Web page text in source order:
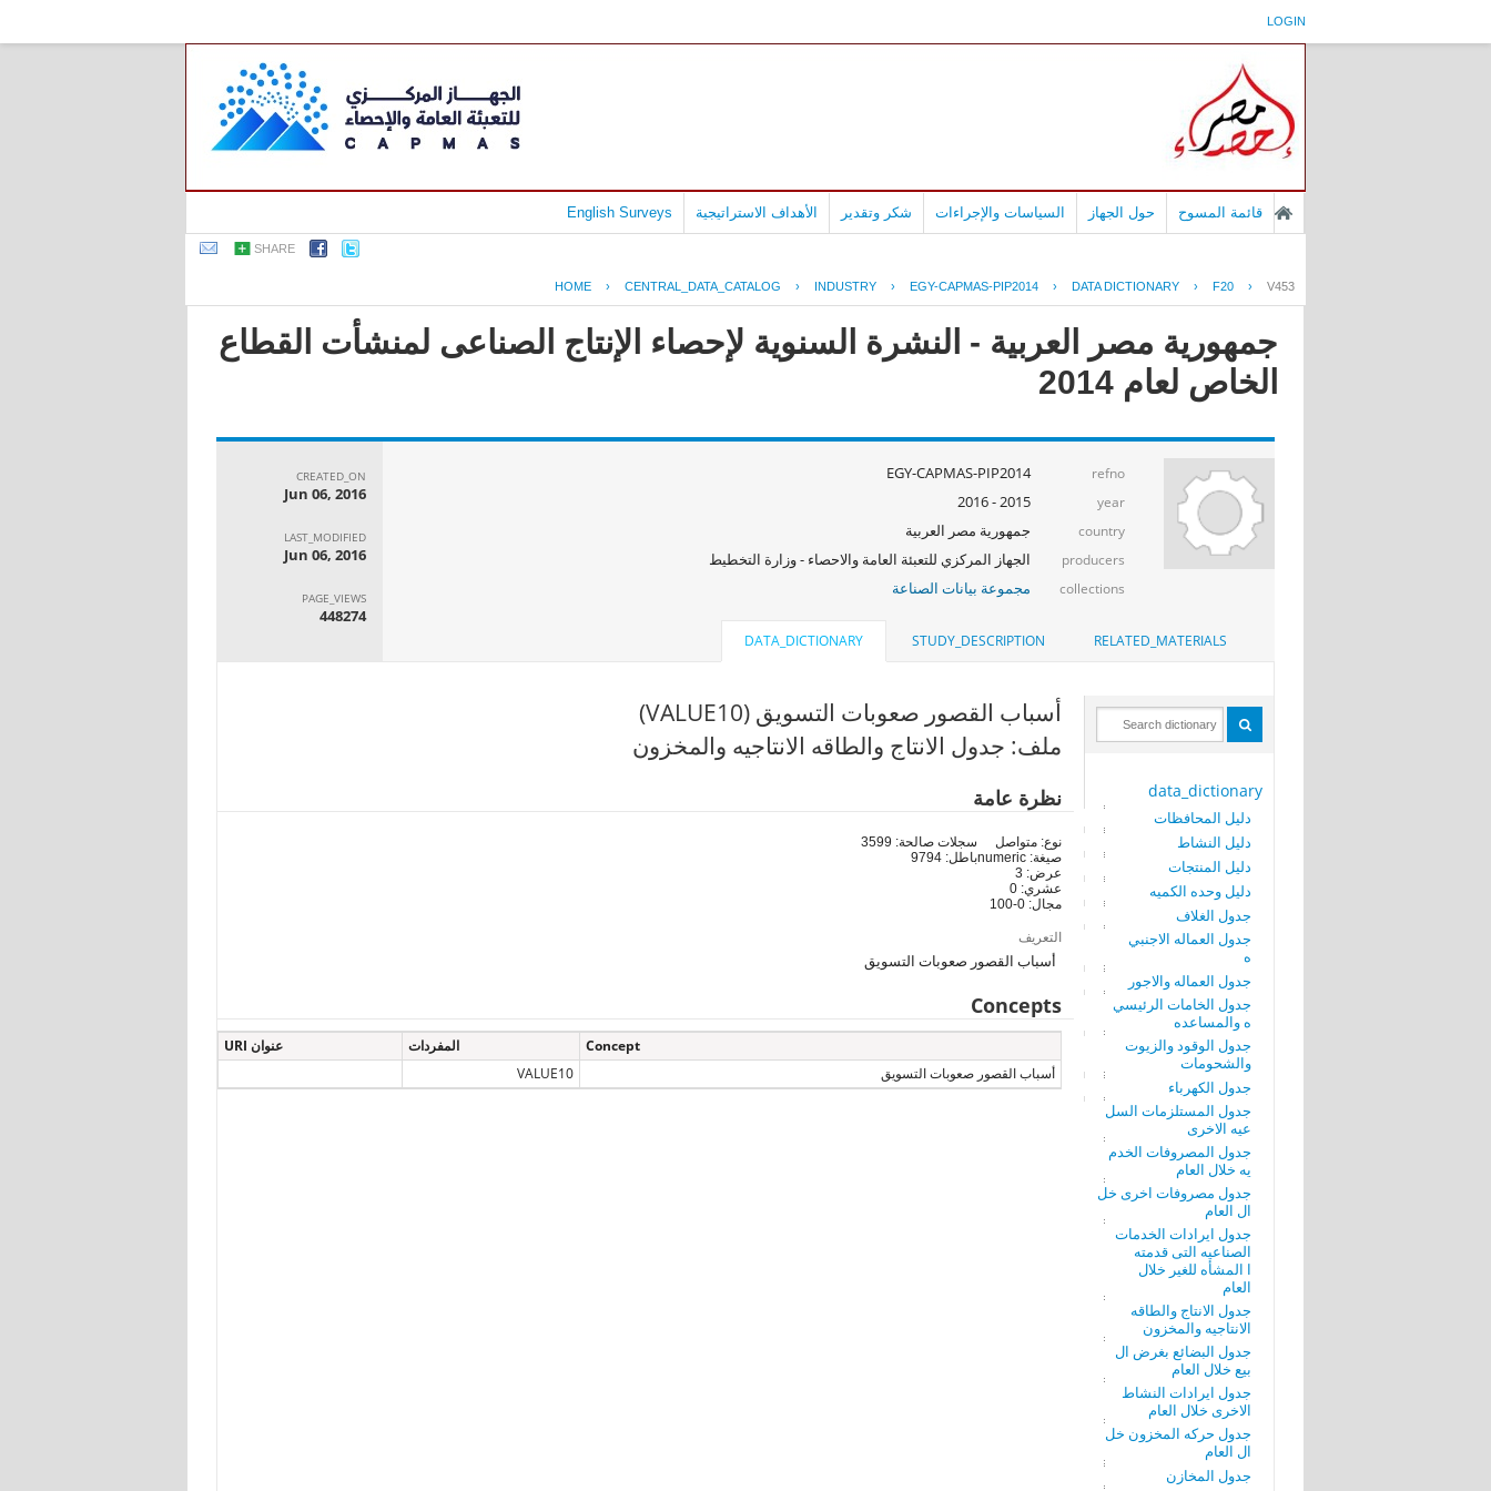
LOGIN
قائمة المسوح حول الجهاز السياسات والإجراءات شكر وتقدير الأهداف الاستراتيجية English Surveys
SHARE
HOME › CENTRAL_DATA_CATALOG › INDUSTRY › EGY-CAPMAS-PIP2014 › DATA DICTIONARY › F20 › V453
جمهورية مصر العربية - النشرة السنوية لإحصاء الإنتاج الصناعى لمنشأت القطاع
الخاص لعام 2014
refno
EGY-CAPMAS-PIP2014
year
2015 - 2016
country جمهورية مصر العربية
producers الجهاز المركزي للتعبئة العامة والاحصاء - وزارة التخطيط
collections مجموعة بيانات الصناعة
CREATED_ON
Jun 06, 2016
LAST_MODIFIED
Jun 06, 2016
PAGE_VIEWS
448274
RELATED_MATERIALS
STUDY_DESCRIPTION
DATA_DICTIONARY
data_dictionary
دليل المحافظات
دليل النشاط
دليل المنتجات
دليل وحده الكميه
جدول الغلاف
جدول العماله الاجنبي
ه
جدول العماله والاجور
جدول الخامات الرئيسي
ه والمساعده
جدول الوقود والزيوت
والشحومات
جدول الكهرباء
جدول المستلزمات السل
عيه الاخرى
جدول المصروفات الخدم
يه خلال العام
جدول مصروفات اخرى خل
ال العام
جدول ايرادات الخدمات
الصناعيه التى قدمته
ا المشأه للغير خلال
العام
جدول الانتاج والطاقه
الانتاجيه والمخزون
جدول البضائع بغرض ال
بيع خلال العام
جدول ايرادات النشاط
الاخرى خلال العام
جدول حركه المخزون خل
ال العام
جدول المخازن
أسباب القصور صعوبات التسويق (VALUE10)
ملف: جدول الانتاج والطاقه الانتاجيه والمخزون
نظرة عامة
نوع: متواصل
صيغة: numeric
عرض: 3
عشري: 0
مجال: 0-100
سجلات صالحة: 3599
باطل: 9794
التعريف
أسباب القصور صعوبات التسويق
Concepts
Concept المفردات
عنوان URI
أسباب القصور صعوبات التسويق
VALUE10